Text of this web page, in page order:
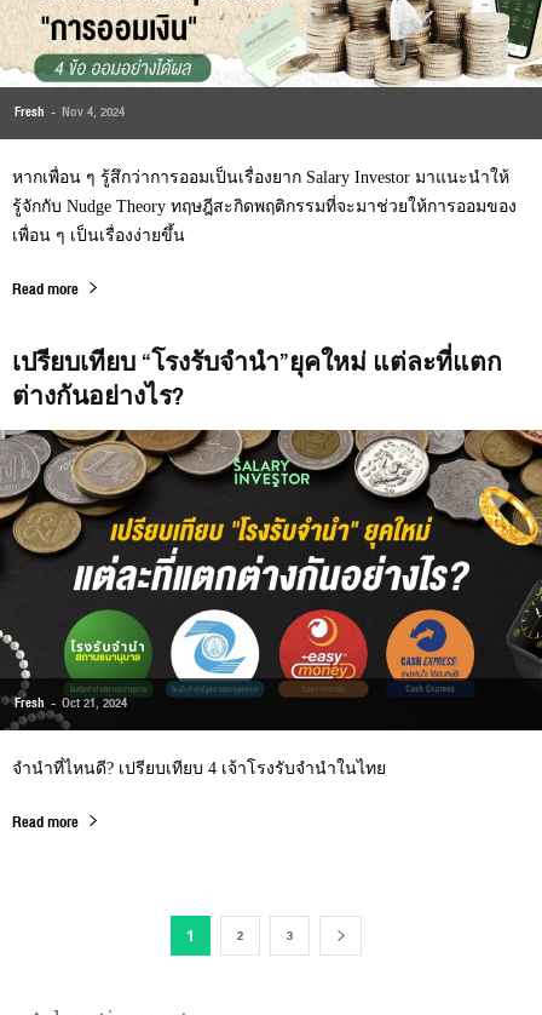
Fresh - Nov 4, 2024
หากเพื่อน ๆ รู้สึกว่าการออมเป็นเรื่องยาก Salary Investor มาแนะนำให้
รู้จักกับ Nudge Theory ทฤษฎีสะกิดพฤติกรรมที่จะมาช่วยให้การออมของ
เพื่อน ๆ เป็นเรื่องง่ายขึ้น
Read more
เปรียบเทียบ “โรงรับจำนำ”ยุคใหม่ แต่ละที่แตก
ต่างกันอย่างไร?
Fresh - Oct 21, 2024
จำนำที่ไหนดี? เปรียบเทียบ 4 เจ้าโรงรับจำนำในไทย
Read more
1 2 3